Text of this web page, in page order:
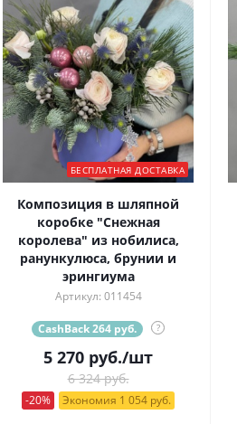
БЕСПЛАТНАЯ ДОСТАВКА
Композиция в шляпной
коробке "Снежная
королева" из нобилиса,
ранункулюса, брунии и
эрингиума
Артикул: 011454
CashBack 264 руб. ?
5 270 руб./шт
6 324 руб.
-20% Экономия 1 054 руб.